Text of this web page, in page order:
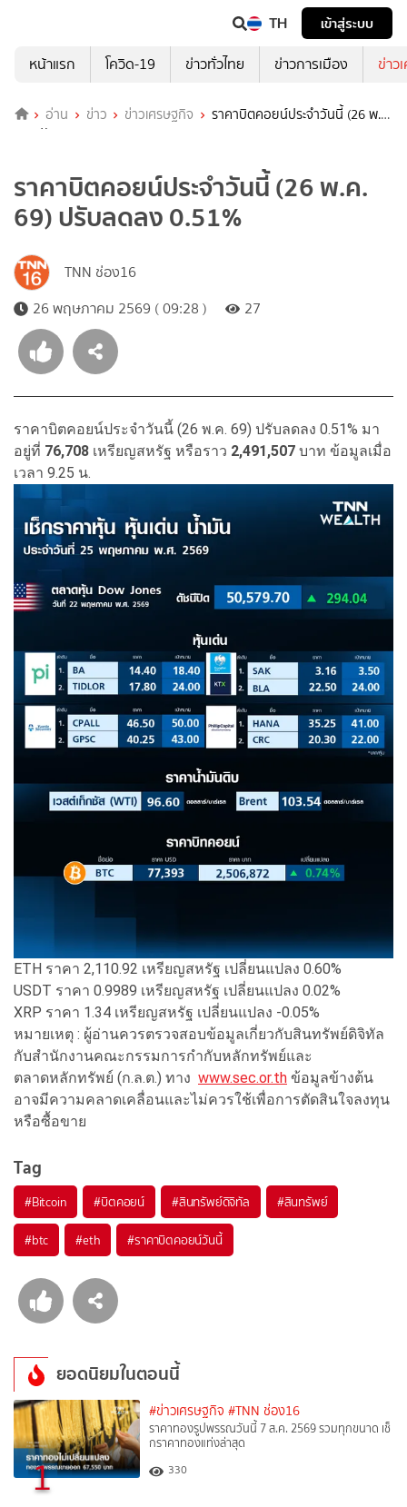
TH
เข้าสู่ระบบ
หน้าแรก
โควิด-19 ข่าวทั่วไทย ข่าวการเมือง ข่าว
อ่าน ข่าว ข่าวเศรษฐกิจ
ราคาบิตคอยน์ประจำวันนี้ (26 พ.ค.
69) ปรับลดลง 0.51%
ราคาบิตคอยน์ประจำวันนี้ (26 พ.ค.
69) ปรับลดลง 0.51%
TNN ช่อง16
26 พฤษภาคม 2569 ( 09:28 )
27
ราคาบิตคอยน์ประจำวันนี้ (26 พ.ค. 69) ปรับลดลง 0.51% มา
อยู่ที่ 76,708 เหรียญสหรัฐ หรือราว 2,491,507 บาท ข้อมูลเมื่อ
เวลา 9.25 น.
ETH ราคา 2,110.92 เหรียญสหรัฐ เปลี่ยนแปลง 0.60%
USDT ราคา 0.9989 เหรียญสหรัฐ เปลี่ยนแปลง 0.02%
XRP ราคา 1.34 เหรียญสหรัฐ เปลี่ยนแปลง -0.05%
หมายเหตุ : ผู้อ่านควรตรวจสอบข้อมูลเกี่ยวกับสินทรัพย์ดิจิทัล
กับสำนักงานคณะกรรมการกำกับหลักทรัพย์และ
ตลาดหลักทรัพย์ (ก.ล.ต.) ทาง www.sec.or.th ข้อมูลข้างต้น
อาจมีความคลาดเคลื่อนและไม่ควรใช้เพื่อการตัดสินใจลงทุน
หรือซื้อขาย
Tag
#Bitcoin #บิตคอยน์ #สินทรัพย์ดิจิทัล #สินทรัพย์
#btc #eth #ราคาบิตคอยน์วันนี้
ยอดนิยมในตอนนี้
1
#ข่าวเศรษฐกิจ #TNN ช่อง16
ราคาทองรูปพรรณวันนี้ 7 ส.ค. 2569 รวมทุกขนาด เช็
กราคาทองแท่งล่าสุด
330